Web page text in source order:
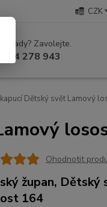
CZK
rady? Zavolejte.
278 943
Dětský svět Lamový
Ohodnotit
župan,
164